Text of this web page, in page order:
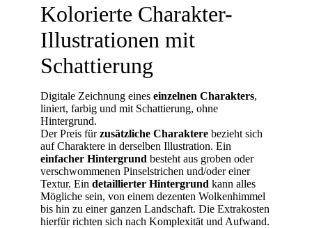
Kolorierte Charakter-
Illustrationen mit
Schattierung
Digitale Zeichnung eines einzelnen Charakters,
liniert, farbig und mit Schattierung, ohne
Hintergrund.
Der Preis fürzusätzliche Charaktere bezieht sich
auf Charaktere in derselben Illustration. Ein
einfacher Hintergrund besteht aus groben oder
verschwommenen Pinselstrichen und/oder einer
Textur. Ein detaillierter Hintergrund kann alles
Mögliche sein, von einem dezenten Wolkenhimmel
bis hin zu einer ganzen Landschaft. Die Extrakosten
hierfür richten sich nach Komplexität und Aufwand.